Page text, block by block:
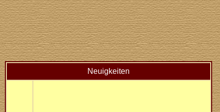
Neuigkeiten